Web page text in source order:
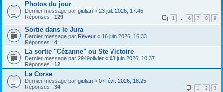
Photos du jour
Dernier message par giuliari « 23 juil. 2026, 17:45
Réponses : 129 1 … 6 7 8 9
Sortie dans le Jura
Dernier message par Rêveur « 16 juin 2026, 16:33
Réponses : 4
La sortie "Cézanne" ou Ste Victoire
Dernier message par 2949olivier « 03 juin 2026, 10:37
Réponses : 12
La Corse
Dernier message par giuliari « 07 févr. 2026, 18:25
Réponses : 34 1 2 3